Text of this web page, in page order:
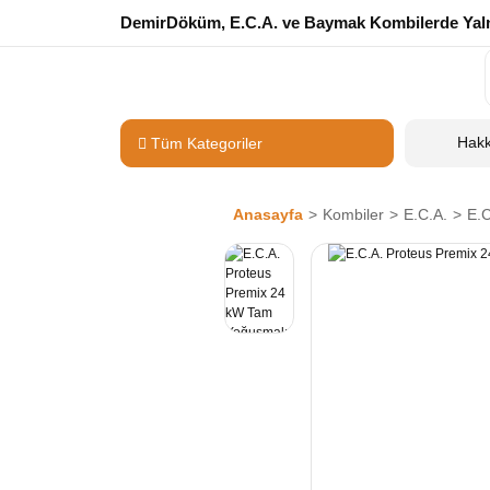
DemirDöküm, E.C.A. ve Baymak Kombilerde
Tüm Kategoriler
Anasayfa Kombiler E.C.A.